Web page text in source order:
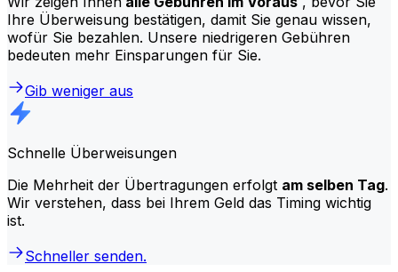
Ihre Überweisung bestätigen, damit Sie genau wissen,
wofür Sie bezahlen. Unsere niedrigeren Gebühren
bedeuten mehr Einsparungen für Sie.
Gib weniger aus
Schnelle Überweisungen
Die Mehrheit der Übertragungen erfolgt am selben Tag.
Wir verstehen, dass bei Ihrem Geld das Timing wichtig
ist.
Schneller senden.